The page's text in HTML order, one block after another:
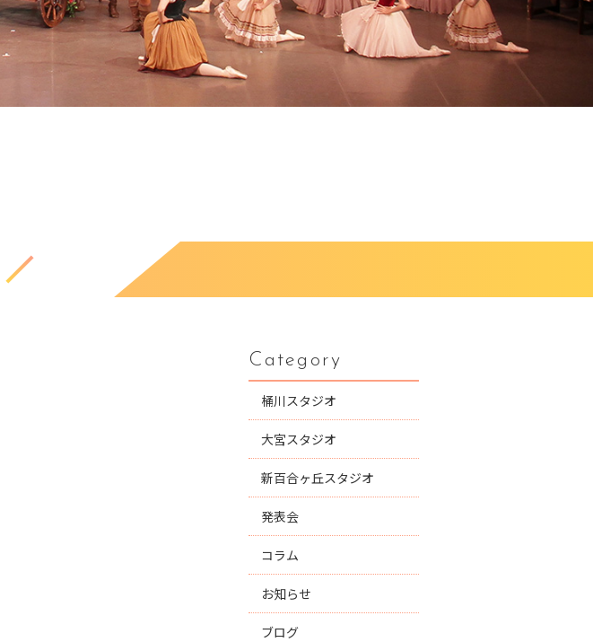
Category
桶川スタジオ
大宮スタジオ
新百合ヶ丘スタジオ
発表会
コラム
お知らせ
ブログ